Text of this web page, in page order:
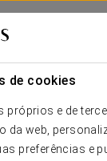
de cookies
próprios e de
da web,
preferências e
Promoções